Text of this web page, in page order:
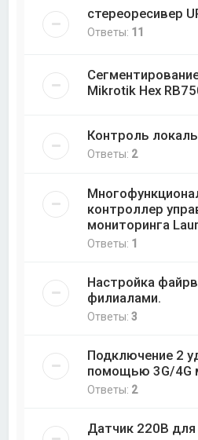
стереоресивер
Ответы: 11
Mikrotik Hex
Контроль
Ответы: 2
контроллер
мониторинга
Ответы: 1
Настройка
филиалами.
Ответы:3
Подключение 2
помощью 3G/4G
Ответы: 2
Датчик 220В